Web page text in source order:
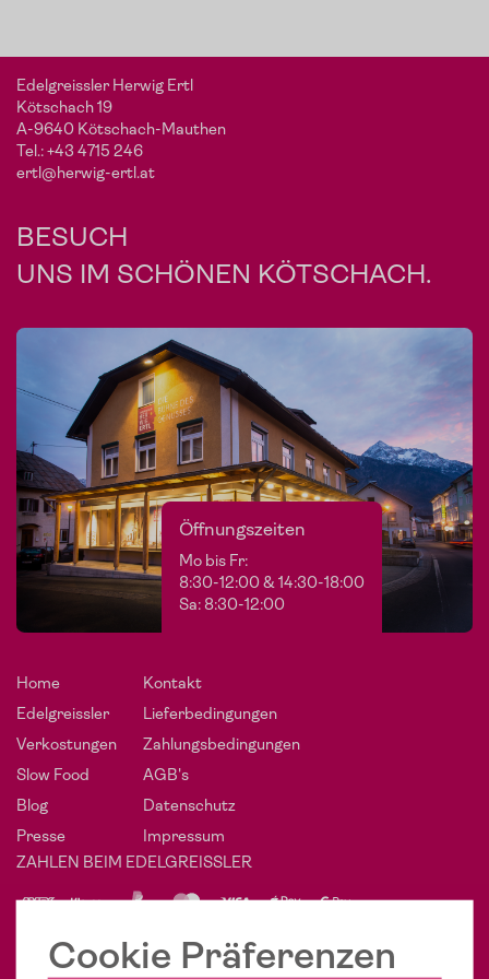
Edelgreissler Herwig Ertl
Kötschach 19
A-9640 Kötschach-Mauthen
Tel.:+43 4715 246
ertl@herwig-ertl.at
BESUCH
UNS IM SCHÖNEN KÖTSCHACH.
Öffnungszeiten
Mo bis Fr:
8:30-12:00 & 14:30-18:00
Sa: 8:30-12:00
Home
Edelgreissler
Verkostungen
Slow Food
Blog
Presse
Kontakt
Lieferbedingungen
Zahlungsbedingungen
AGB's
Datenschutz
Impressum
POST VOM EDELGREISSLER
ZAHLEN BEIM EDELGREISSLER
Cookie Präferenzen